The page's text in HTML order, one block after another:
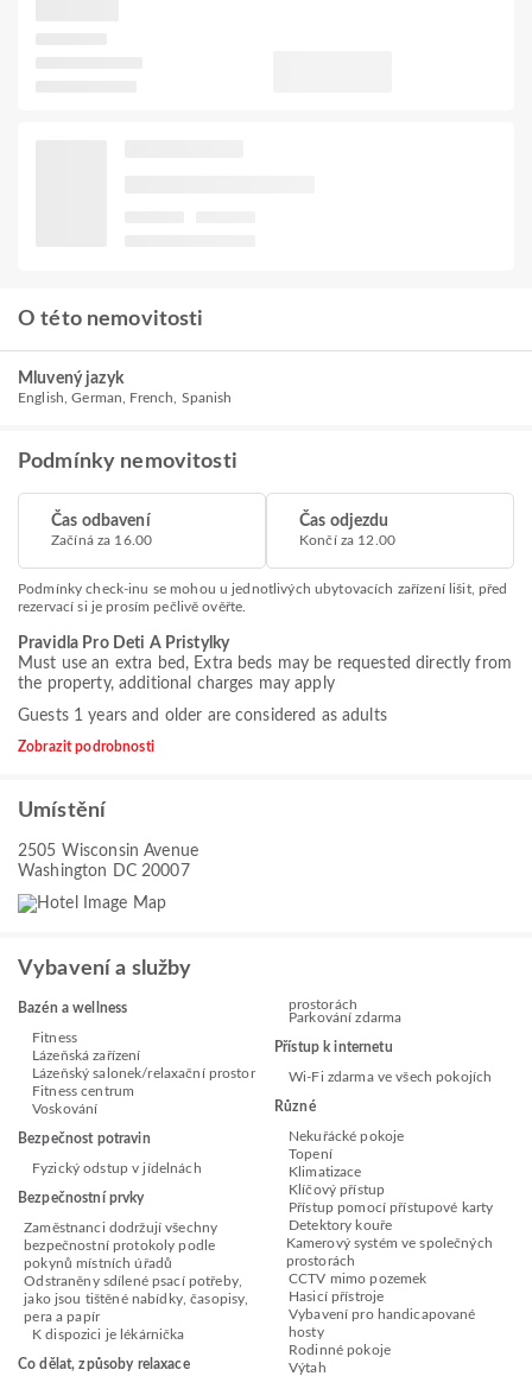
O této nemovitosti
Mluvený jazyk
English, German, French, Spanish
Podmínky nemovitosti
Čas odbavení
Začíná za 16.00
Čas odjezdu
Končí za 12.00
Podmínky check-inu se mohou u jednotlivých ubytovacích zařízení lišit, před
rezervací si je prosím pečlivě ověřte.
Pravidla Pro Deti A Pristylky
Must use an extra bed, Extra beds may be requested directly from
the property, additional charges may apply
Guests 1 years and older are considered as adults
Zobrazit podrobnosti
Umístění
2505 Wisconsin Avenue
Washington DC 20007
Vybavení a služby
Bazén a wellness
Fitness
Lázeňská zařízení
Lázeňský salonek/relaxační prostor
Fitness centrum
Voskování
Bezpečnost potravin
Fyzický odstup v jídelnách
Bezpečnostní prvky
Zaměstnanci dodržují všechny
bezpečnostní protokoly podle
pokynů místních úřadů
Odstraněny sdílené psací potřeby,
jako jsou tištěné nabídky, časopisy,
pera a papír
K dispozici je lékárnička
Co dělat, způsoby relaxace
prostorách
Parkování zdarma
Přístup k internetu
Wi-Fi zdarma ve všech pokojích
Různé
Nekuřácké pokoje
Topení
Klimatizace
Klíčový přístup
Přístup pomocí přístupové karty
Detektory kouře
Kamerový systém ve společných
prostorách
CCTV mimo pozemek
Hasicí přístroje
Vybavení pro handicapované
hosty
Rodinné pokoje
Výtah